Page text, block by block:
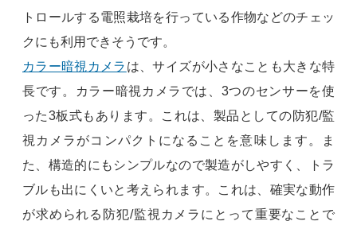
トロールする電照栽培を行っている作物などのチェッ
クにも利用できそうです。
カラー暗視カメラ は、サイズが小さなことも大きな特
長です。カラー暗視カメラでは、3つのセンサーを使
った3板式もあります。これは、製品としての防犯/監
視カメラがコンパクトになることを意味します。ま
た、構造的にもシンプルなので製造がしやすく、トラ
ブルも出にくいと考えられます。これは、確実な動作
が求められる防犯/監視カメラにとって重要なことで